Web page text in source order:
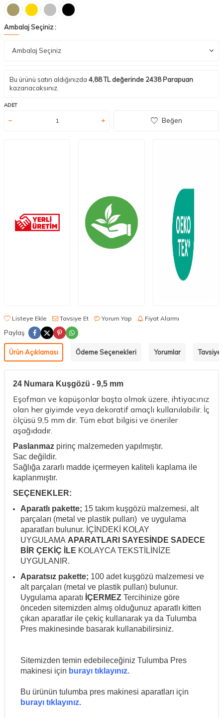
Ambalaj Seçiniz :
Bu ürünü satın aldığınızda 4,88TL değerinde 2438Parapuan
kazanacaksınız.
ADET
Beğen
Listeye Ekle Tavsiye Et Yorum Yap Fiyat Alarmı
Paylaş
Ürün Açıklaması Ödeme Seçenekleri Yorumlar Tavsiye
24 Numara Kuşgözü - 9,5 mm
Eşofman ve kapüşonlar başta olmak üzere, ihtiyacınız
olan her giyimde veya dekoratif amaçlı kullanılabilir. İç
ölçüsü 9,5 mm dir. Tüm ebat bilgisi ve öneriler
aşağıdadır.
Paslanmaz pirinç malzemeden yapılmıştır.
Sac değildir.
Sağlığa zararlı madde içermeyen kaliteli kaplama ile
kaplanmıştır.
SEÇENEKLER:
Aparatlı pakette; 15 takım kuşgözü malzemesi, alt
parçaları (metal ve plastik pulları) ve uygulama
aparatları bulunur. İÇİNDEKİ KOLAY
UYGULAMA APARATLARI SAYESİNDE SADECE
BİR ÇEKİÇ İLE KOLAYCA TEKSTİLİNİZE
UYGULANIR.
Aparatsız pakette; 100 adet kuşgözü malzemesi ve
alt parçaları (metal ve plastik pulları) bulunur.
Uygulama aparatı İÇERMEZ Tercihinize göre
önceden sitemizden almış olduğunuz aparatlı kitten
çıkan aparatlar ile çekiç kullanarak ya da Tulumba
Pres makinesinde basarak kullanabilirsiniz.
Sitemizden temin edebileceğiniz Tulumba Pres
makinesi için burayı tıklayınız.
Bu ürünün tulumba pres makinesi aparatları için
burayı tıklayınız.